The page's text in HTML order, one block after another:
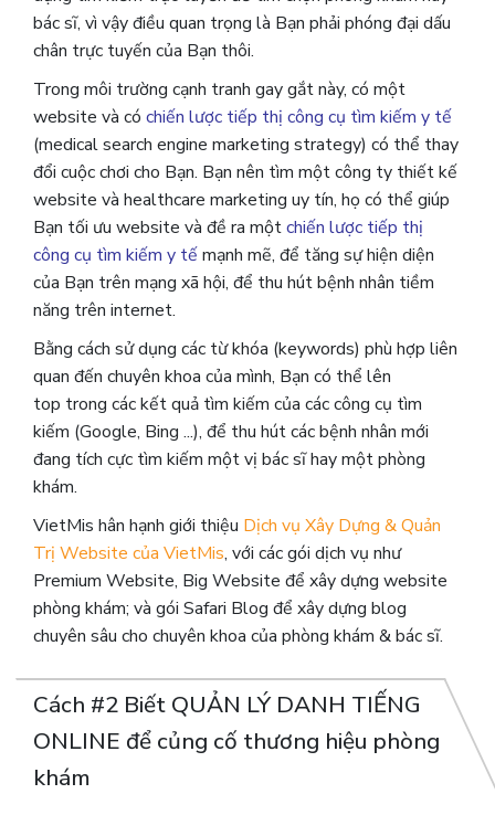
bác sĩ, vì vậy điều quan trọng là Bạn phải phóng đại dấu
chân trực tuyến của Bạn thôi.
Trong môi trường cạnh tranh gay gắt này, có một
website và cóchiến lược tiếp thị công cụ tìm kiếm y tế
(medical search engine marketing strategy) có thể thay
đổi cuộc chơi cho Bạn. Bạn nên tìm một công ty thiết kế
website và healthcare marketing uy tín, họ có thể giúp
Bạn tối ưu website và đề ra mộtchiến lược tiếp thị
công cụ tìm kiếm y tếmạnh mẽ, để tăng sự hiện diện
của Bạn trên mạng xã hội, để thu hút bệnh nhân tiềm
năng trên internet.
Bằng cách sử dụng các từ khóa (keywords) phù hợp liên
quan đến chuyên khoa của mình, Bạn có thể lên
top trong các kết quả tìm kiếm của các công cụ tìm
kiếm (Google, Bing ...), để thu hút các bệnh nhân mới
đang tích cực tìm kiếm một vị bác sĩ hay một phòng
khám.
VietMis hân hạnh giới thiệu Dịch vụ Xây Dựng & Quản
Trị Website của VietMis, với các gói dịch vụ như
Premium Website, Big Website để xây dựng website
phòng khám; và gói Safari Blog để xây dựng blog
chuyên sâu cho chuyên khoa của phòng khám & bác sĩ.
Cách #2 Biết QUẢN LÝ DANH TIẾNG
ONLINE để củng cố thương hiệu phòng
khám